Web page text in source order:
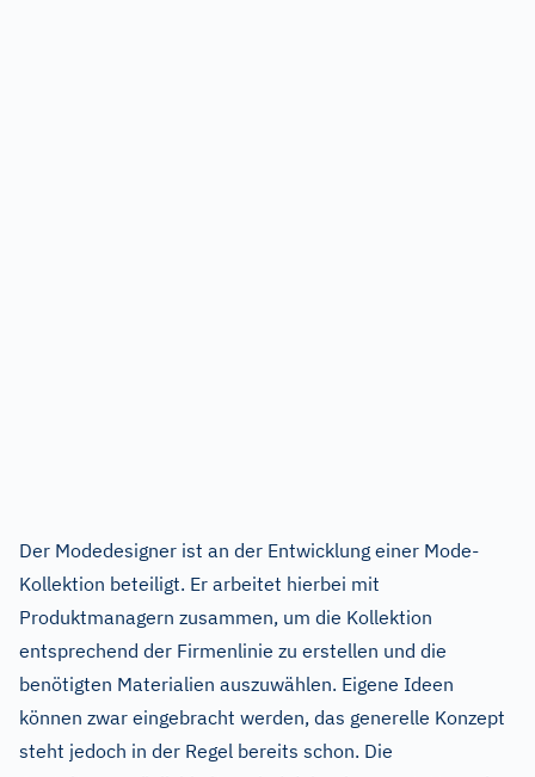
Der Modedesigner ist an der Entwicklung einer Mode-
Kollektion beteiligt. Er arbeitet hierbei mit
Produktmanagern zusammen, um die Kollektion
entsprechend der Firmenlinie zu erstellen und die
benötigten Materialien auszuwählen. Eigene Ideen
können zwar eingebracht werden, das generelle Konzept
steht jedoch in der Regel bereits schon. Die